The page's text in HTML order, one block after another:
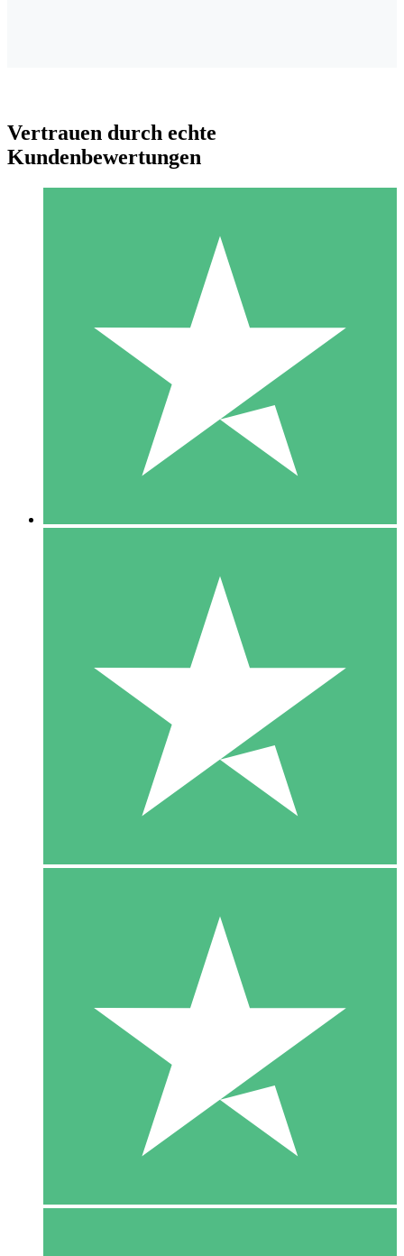
Individuelle Credit-Pakete
Zahlen Sie nach Bedarf mit Download-Credits. Keine
monatliche Verpflichtung erforderlich.
10 00
10 Downloads
20 00
Vertrauen durch echte
Kundenbewertungen